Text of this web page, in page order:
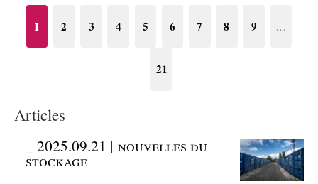
1 2 3 4 5 6 7 8 9 …
21
Articles
_2025.09.21 | nouvelles du
stockage